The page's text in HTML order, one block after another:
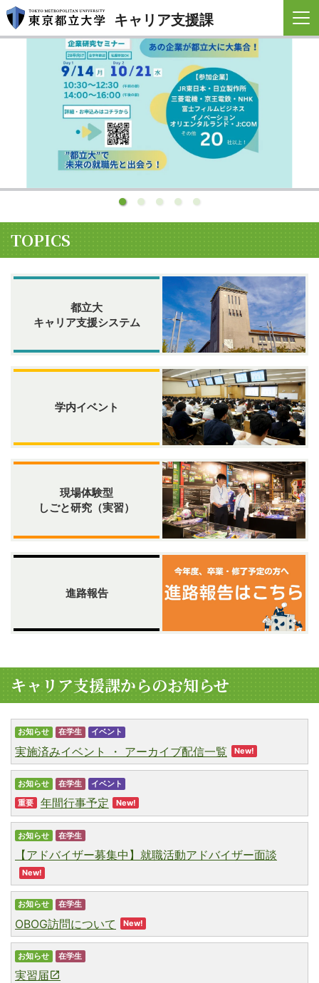
キャリア支援課
TOPICS
都立大
キャリア支援システム
学内イベント
現場体験型
しごと研究（実習）
進路報告
キャリア支援課からのお知らせ
お知らせ 在学生 イベント
実施済みイベント ・ アーカイブ配信一覧 New!
お知らせ 在学生
イベント
重要
年間行事予定 New!
お知らせ 在学生
【アドバイザー募集中】就職活動アドバイザー面談
New!
お知らせ 在学生
OBOG訪問について New!
お知らせ 在学生
実習届